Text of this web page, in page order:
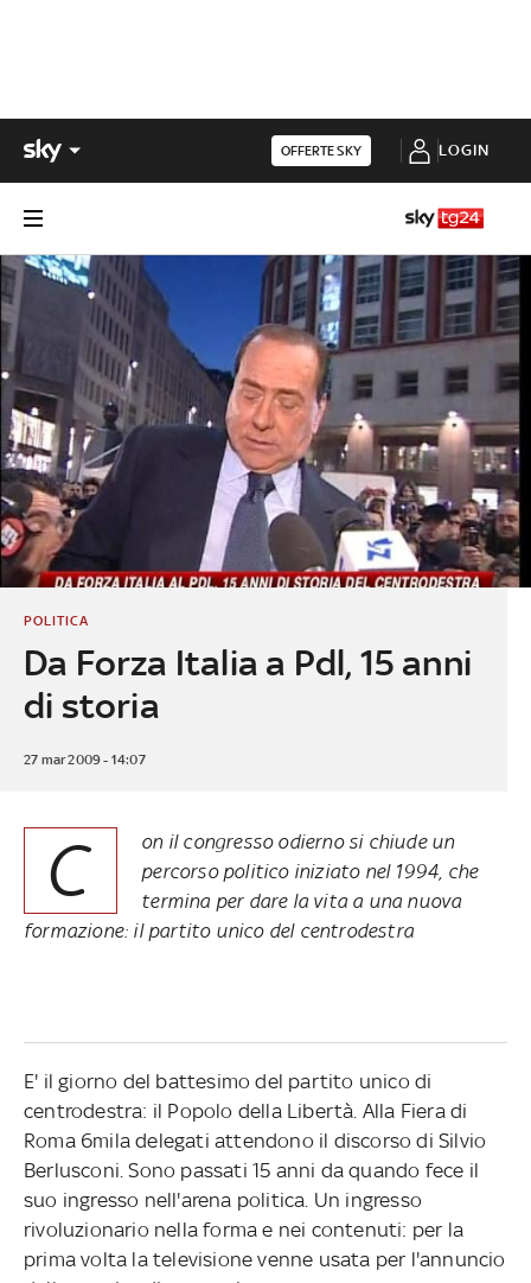
OFFERTE SKY LOGIN
Da Forza Italia a Pdl, 15 anni
di storia
POLITICA
27 mar 2009 - 14:07
C
on il congresso odierno si chiude un
percorso politico iniziato nel 1994, che
termina per dare la vita a una nuova
formazione: il partito unico del centrodestra
E' il giorno del battesimo del partito unico di
centrodestra: il Popolo della Libertà. Alla Fiera di
Roma 6mila delegati attendono il discorso di Silvio
Berlusconi. Sono passati 15 anni da quando fece il
suo ingresso nell'arena politica. Un ingresso
rivoluzionario nella forma e nei contenuti: per la
prima volta la televisione venne usata per l'annuncio